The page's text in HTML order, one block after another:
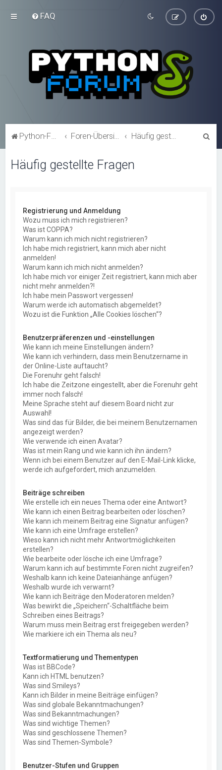
FAQ
Python-Forum.de Foren-Übersicht
Häufig gestellte Fragen
Registrierung und Anmeldung
Wozu muss ich mich registrieren?
Was ist COPPA?
Warum kann ich mich nicht registrieren?
Ich habe mich registriert, kann mich aber nicht
anmelden!
Warum kann ich mich nicht anmelden?
Ich habe mich vor einiger Zeit registriert, kann mich aber
nicht mehr anmelden?!
Ich habe mein Passwort vergessen!
Warum werde ich automatisch abgemeldet?
Wozu ist die Funktion „Alle Cookies löschen“?
Benutzerpräferenzen und -einstellungen
Wie kann ich meine Einstellungen ändern?
Wie kann ich verhindern, dass mein Benutzername in
der Online-Liste auftaucht?
Die Forenuhr geht falsch!
Ich habe die Zeitzone eingestellt, aber die Forenuhr geht
immer noch falsch!
Meine Sprache steht auf diesem Board nicht zur
Auswahl!
Was sind das für Bilder, die bei meinem Benutzernamen
angezeigt werden?
Wie verwende ich einen Avatar?
Was ist mein Rang und wie kann ich ihn ändern?
Wenn ich bei einem Benutzer auf den E-Mail-Link klicke,
werde ich aufgefordert, mich anzumelden.
Beiträge schreiben
Wie erstelle ich ein neues Thema oder eine Antwort?
Wie kann ich einen Beitrag bearbeiten oder löschen?
Wie kann ich meinem Beitrag eine Signatur anfügen?
Wie kann ich eine Umfrage erstellen?
Wieso kann ich nicht mehr Antwortmöglichkeiten
erstellen?
Wie bearbeite oder lösche ich eine Umfrage?
Warum kann ich auf bestimmte Foren nicht zugreifen?
Weshalb kann ich keine Dateianhänge anfügen?
Weshalb wurde ich verwarnt?
Wie kann ich Beiträge den Moderatoren melden?
Was bewirkt die „Speichern“-Schaltfläche beim
Schreiben eines Beitrags?
Warum muss mein Beitrag erst freigegeben werden?
Wie markiere ich ein Thema als neu?
Textformatierung und Thementypen
Was ist BBCode?
Kann ich HTML benutzen?
Was sind Smileys?
Kann ich Bilder in meine Beiträge einfügen?
Was sind globale Bekanntmachungen?
Was sind Bekanntmachungen?
Was sind wichtige Themen?
Was sind geschlossene Themen?
Was sind Themen-Symbole?
Benutzer-Stufen und Gruppen